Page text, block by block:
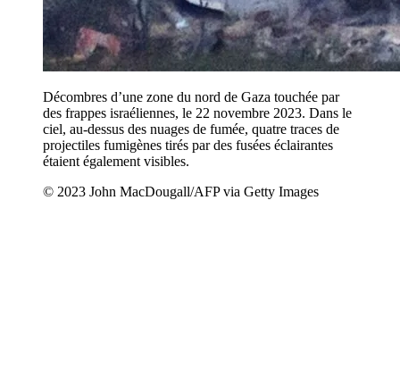
Décombres d’une zone du nord de Gaza touchée par
des frappes israéliennes, le 22 novembre 2023. Dans le
ciel, au-dessus des nuages de fumée, quatre traces de
projectiles fumigènes tirés par des fusées éclairantes
étaient également visibles.
© 2023 John MacDougall/AFP via Getty Images